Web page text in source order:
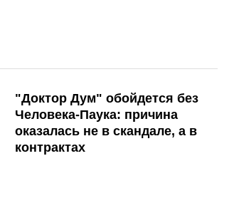
"Доктор Дум" обойдется без
Человека-Паука: причина
оказалась не в скандале, а в
контрактах